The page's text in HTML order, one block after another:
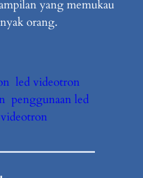
yang memukau
orang.
led videotron
penggunaan led